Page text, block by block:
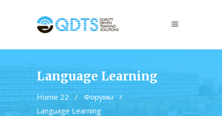
Language Learning
Home 22 / Форумы
/
Language Learning